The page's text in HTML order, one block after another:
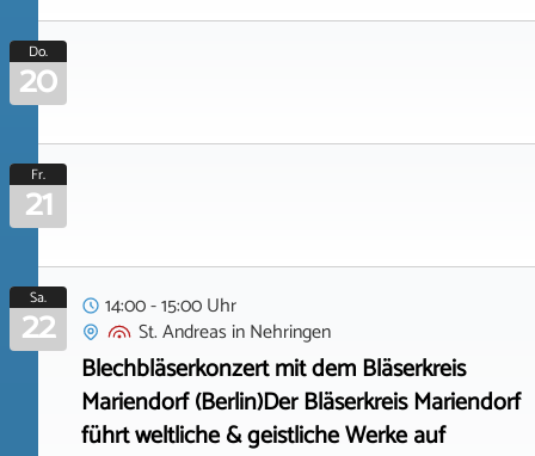
Do.
20
Fr.
21
Sa.
22
14:00 - 15:00 Uhr
St. Andreas inNehringen
Blechbläserkonzert mit dem Bläserkreis
Mariendorf (Berlin)Der Bläserkreis Mariendorf
führt weltliche & geistliche Werke auf